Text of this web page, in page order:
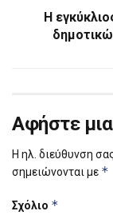
Η
Αφήστε
Η ηλ. διεύθυνση
σημειώνονται με *
Σχόλιο *